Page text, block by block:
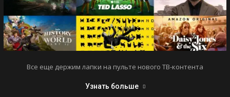
Все еще держим лапки на пульте нового ТВ-контента
Узнать больше